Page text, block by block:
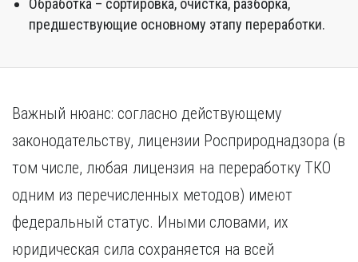
Обработка – сортировка, очистка, разборка,
предшествующие основному этапу переработки.
Важный нюанс: согласно действующему
законодательству, лицензии Росприроднадзора (в
том числе, любая лицензия на переработку ТКО
одним из перечисленных методов) имеют
федеральный статус. Иными словами, их
юридическая сила сохраняется на всей